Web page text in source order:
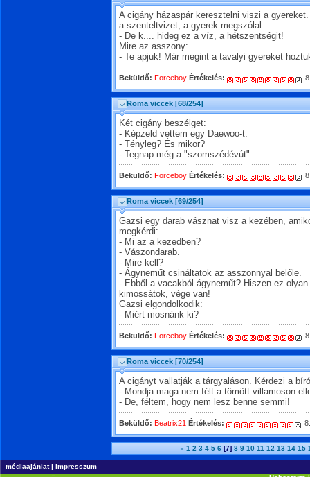
A cigány házaspár keresztelni viszi a
a szenteltvizet, a gyerek megszólal:
- De k.... hideg ez a víz, a hétszentségit!
Mire az asszony:
- Te apjuk! Már megint a tavalyi gyereket
Beküldő: Forceboy Értékelés:
Roma viccek [68/254]
Két cigány beszélget:
- Képzeld vettem egy Daewoo-t.
- Tényleg? És mikor?
- Tegnap még a "szomszédévút".
Beküldő: Forceboy Értékelés:
Roma viccek [69/254]
Gazsi egy darab vásznat visz a kezében,
megkérdi:
- Mi az a kezedben?
- Vászondarab.
- Mire kell?
- Ágyneműt csináltatok az asszonnyal belőle.
- Ebből a vacakból ágyneműt? Hiszen ez
kimossátok, vége van!
Gazsi elgondolkodik:
- Miért mosnánk ki?
Beküldő: Forceboy Értékelés:
Roma viccek [70/254]
A cigányt vallatják a tárgyaláson. Kérdezi a
- Mondja maga nem félt a tömött villamoson
- De, féltem, hogy nem lesz benne semmi!
Beküldő: Beatrix21 Értékelés:
« 1 2 3 4 5 6 [7] 8 9 10 11 12 13 14 15
médiaajánlat| impresszum